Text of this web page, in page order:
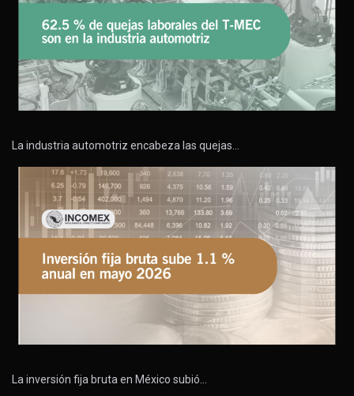
La industria automotriz encabeza las quejas…
La inversión fija bruta en México subió…